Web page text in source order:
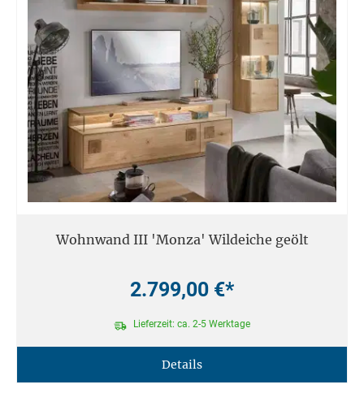
Wohnwand III 'Monza' Wildeiche geölt
2.799,00 €*
Lieferzeit: ca. 2-5 Werktage
Details